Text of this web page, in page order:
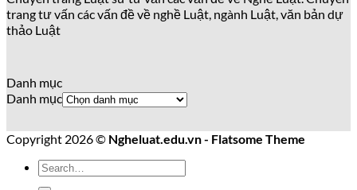
trang tư vấn các vấn đề về nghề Luật, ngành Luật, văn bản dự
thảo Luật
Danh mục
Danh mục
Copyright 2026 © Ngheluat.edu.vn - Flatsome Theme